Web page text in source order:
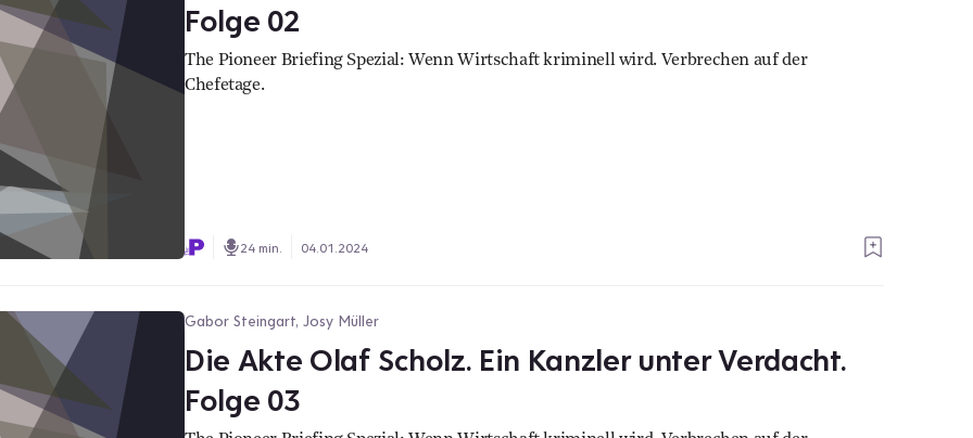
Folge 02
The Pioneer Briefing Spezial: Wenn Wirtschaft kriminell wird. Verbrechen auf der
Chefetage.
24 min. 04.01.2024
Gabor Steingart, Josy Müller
Die Akte Olaf Scholz. Ein Kanzler unter Verdacht.
Folge 03